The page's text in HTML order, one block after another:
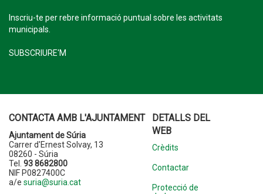
Inscriu-te per rebre informació puntual sobre les activitats
municipals.
SUBSCRIURE'M
CONTACTA AMB L'AJUNTAMENT
Ajuntament de Súria
Carrer d'Ernest Solvay, 13
08260 - Súria
Tel. 93 8682800
NIF P0827400C
a/e suria@suria.cat
DETALLS DEL
WEB
Crèdits
Contactar
Protecció de